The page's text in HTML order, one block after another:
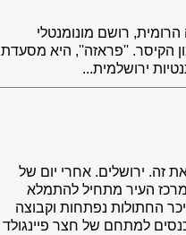
רושם מונומנטלי
הקיסר. ''פראזה'', היא מסעדת
ירושלמית...
זה. ירושלים. אחרי יום של
העיר מתחיל להתמלא
החתולות נפתחות וקבוצה
למתחם של חצר פיינגולד